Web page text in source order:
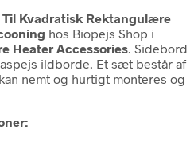
Kvadratisk Rektangulære
hos Biopejs Shop i
Heater Accessories. Sidebord
ildborde. Et sæt består af
nemt og hurtigt monteres og